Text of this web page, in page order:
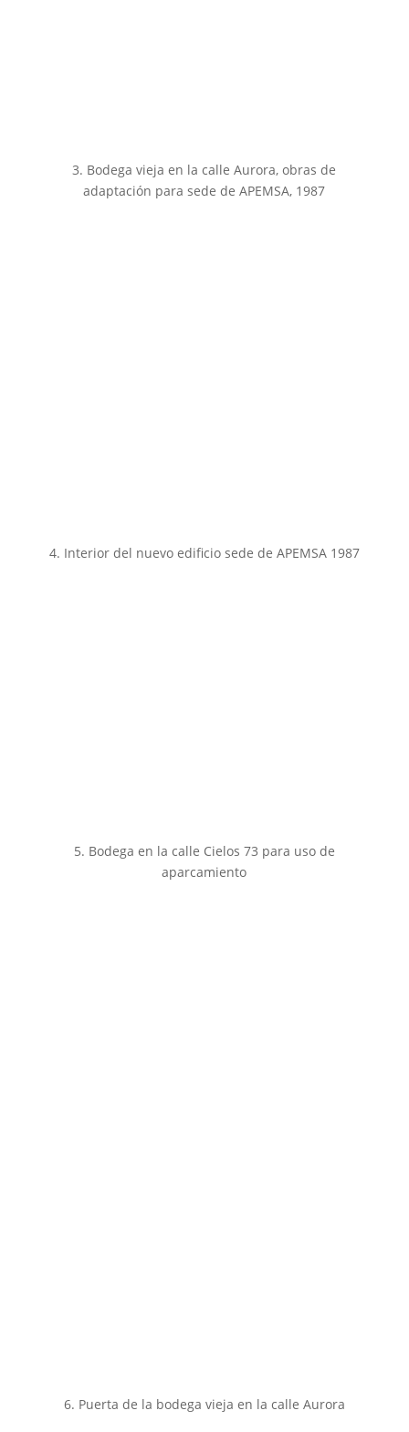
3. Bodega vieja en la calle Aurora, obras de
adaptación para sede de APEMSA, 1987
4. Interior del nuevo edificio sede de APEMSA 1987
5. Bodega en la calle Cielos 73 para uso de
aparcamiento
6. Puerta de la bodega vieja en la calle Aurora